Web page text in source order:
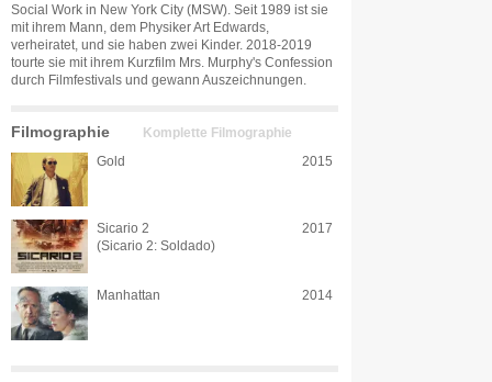
Social Work in New York City (MSW). Seit 1989 ist sie
mit ihrem Mann, dem Physiker Art Edwards,
verheiratet, und sie haben zwei Kinder. 2018-2019
tourte sie mit ihrem Kurzfilm Mrs. Murphy's Confession
durch Filmfestivals und gewann Auszeichnungen.
Filmographie Komplette Filmographie
Gold 2015
Sicario 2
(Sicario 2: Soldado)
2017
Manhattan 2014